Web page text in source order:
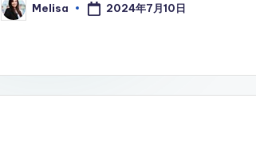
Posted
by
Melisa 2024年7月10日